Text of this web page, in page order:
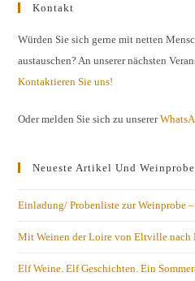
Kontakt
Würden Sie sich gerne mit netten
austauschen? An unserer nächsten
Kontaktieren Sie uns!
Oder melden Sie sich zu unserer
Neueste Artikel Und
Einladung/ Probenliste zur Weinprobe
Mit Weinen der Loire von Eltville nach
Elf Weine. Elf Geschichten. Ein